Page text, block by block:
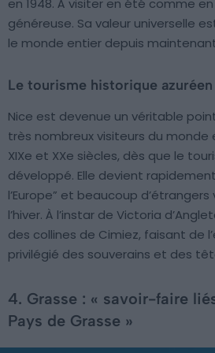
en 1948. À visiter en été comme
généreuse. Sa valeur universelle
le monde entier depuis
Le tourisme historique azuréen
Nice est devenue un véritable
très nombreux visiteurs du monde
XIXe et XXe siècles, dès que le
développé. Elle devient rapidement
l’Europe” et beaucoup
l’hiver. À l’instar de Victoria
des collines de Cimiez, faisant de
privilégié des souverains et des
4. Grasse : « savoir-faire
Pays de Grasse »